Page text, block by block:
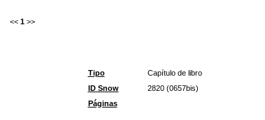
<< 1 >>
Tipo
Capítulo de libro
ID Snow
2820 (0657bis)
Páginas